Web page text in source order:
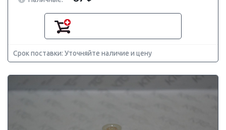
Срок поставки: Уточняйте наличие и цену